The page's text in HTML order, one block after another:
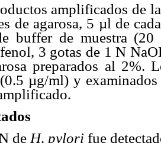
amplificados de
de agarosa, 5 µl de
buffer de muestra
3 gotas de 1 N
preparados al 2%.
µg/ml) y
de H. pylori fue